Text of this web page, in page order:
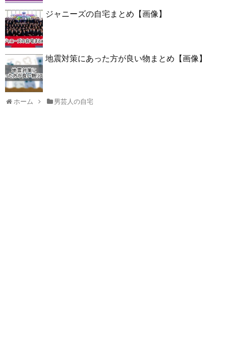
ジャニーズの自宅まとめ【画像】
地震対策にあった方が良い物まとめ【画像】
ホーム 男芸人の自宅